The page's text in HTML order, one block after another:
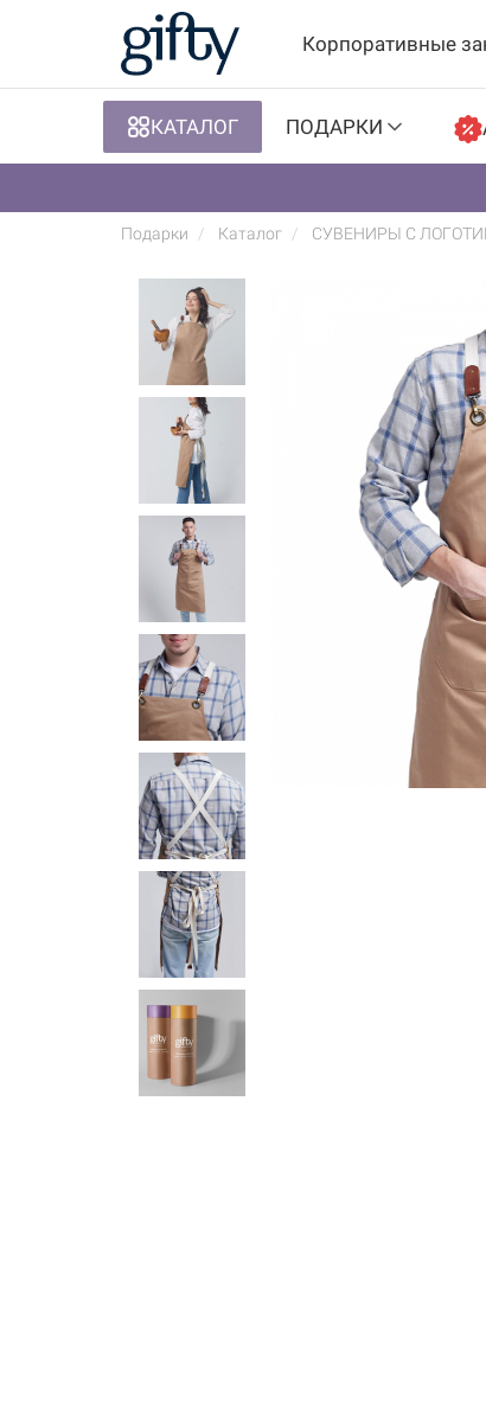
Корпоративные
КАТАЛОГ ПОДАРКИ
Подарки Каталог СУВЕНИРЫ С